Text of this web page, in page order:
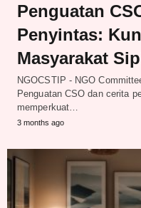
Penguatan
Penyintas:
Masyarakat
NGOCSTIP - NGO
Penguatan CSO dan cerita
memperkuat…
3 months ago